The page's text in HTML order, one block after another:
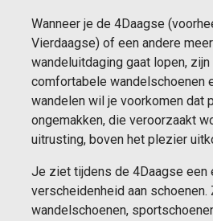
Wanneer je de 4Daagse
Vierdaagse) of een andere
wandeluitdaging gaat lopen,
comfortabele wandelschoenen
wandelen wil je voorkomen dat
ongemakken, die veroorzaakt
uitrusting, boven het plezier
Je ziet tijdens de 4Daagse een
verscheidenheid aan
wandelschoenen,